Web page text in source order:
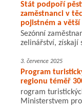
Stát podpoří
zaměstnanci v
pojistném a větší
Sezónní
zelinářství, získají
3. července 2025
Program
regionu téměř
rogram
Ministerstvem